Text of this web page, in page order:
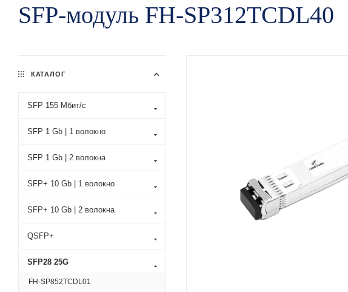
SFP-модуль FH-SP312TCDL40
КАТАЛОГ
SFP 155 Мбит/с
SFP 1 Gb | 1 волокно
SFP 1 Gb | 2 волокна
SFP+ 10 Gb | 1 волокно
SFP+ 10 Gb | 2 волокна
QSFP+
SFP28 25G
FH-SP852TCDL01